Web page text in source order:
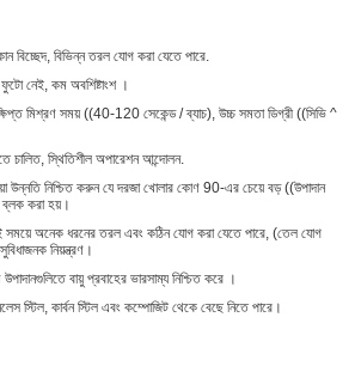
বিচ্ছেদ, বিভিন্ন তরল যোগ করা যেতে পারে.
নেই, কম অবশিষ্টাংশ ।
মিশ্রণ সময় ((40-120 সেকেন্ড / ব্যাচ), উচ্চ সমতা ডিগ্রী ((সিভি ^
চালিত, স্থিতিশীল অপারেশন আন্দোলন.
উন্নতি নিশ্চিত করুন যে দরজা খোলার কোণ 90-এর চেয়ে বড় ((উপাদান
ব্লক করা হয়।
অনেক ধরনের তরল এবং কঠিন যোগ করা যেতে পারে, (তেল যোগ
নিয়ন্ত্রণ।
বায়ু প্রবাহের ভারসাম্য নিশ্চিত করে ।
স্টিল, কার্বন স্টিল এবং কম্পোজিট থেকে বেছে নিতে পারে।